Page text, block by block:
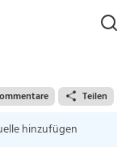
Teilen
hinzufügen